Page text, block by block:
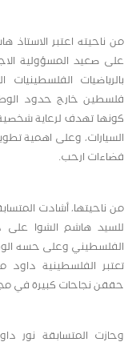
من ناحيته اعتبر الاستاذ
على صعيد المسؤولية
بالرياضيات
فلسطين خارج حدود
كونها تهدف لرعاية
السيارات، وعلى اهمية
فضاءات ارحب.
من ناحيتها، أشادت
للسيد هاشم الشوا على
الفلسطيني وعلى حسه
تعتبر الفلسطينية داود
حققن نجاحات كبيرة في
وحازت المتسابقة نور